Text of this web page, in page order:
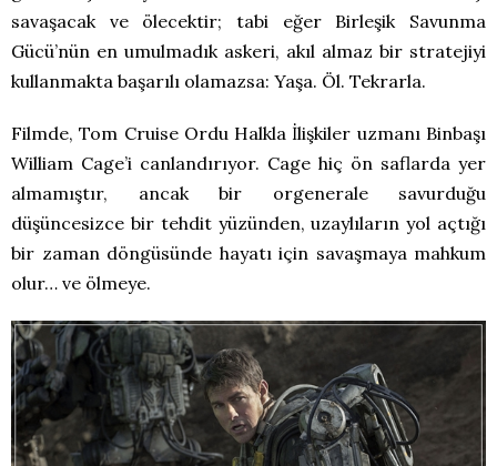
savaşacak ve ölecektir; tabi eğer Birleşik Savunma
Gücü’nün en umulmadık askeri, akıl almaz bir stratejiyi
kullanmakta başarılı olamazsa: Yaşa. Öl. Tekrarla.
Filmde, Tom Cruise Ordu Halkla İlişkiler uzmanı Binbaşı
William Cage’i canlandırıyor. Cage hiç ön saflarda yer
almamıştır, ancak bir orgenerale savurduğu
düşüncesizce bir tehdit yüzünden, uzaylıların yol açtığı
bir zaman döngüsünde hayatı için savaşmaya mahkum
olur… ve ölmeye.